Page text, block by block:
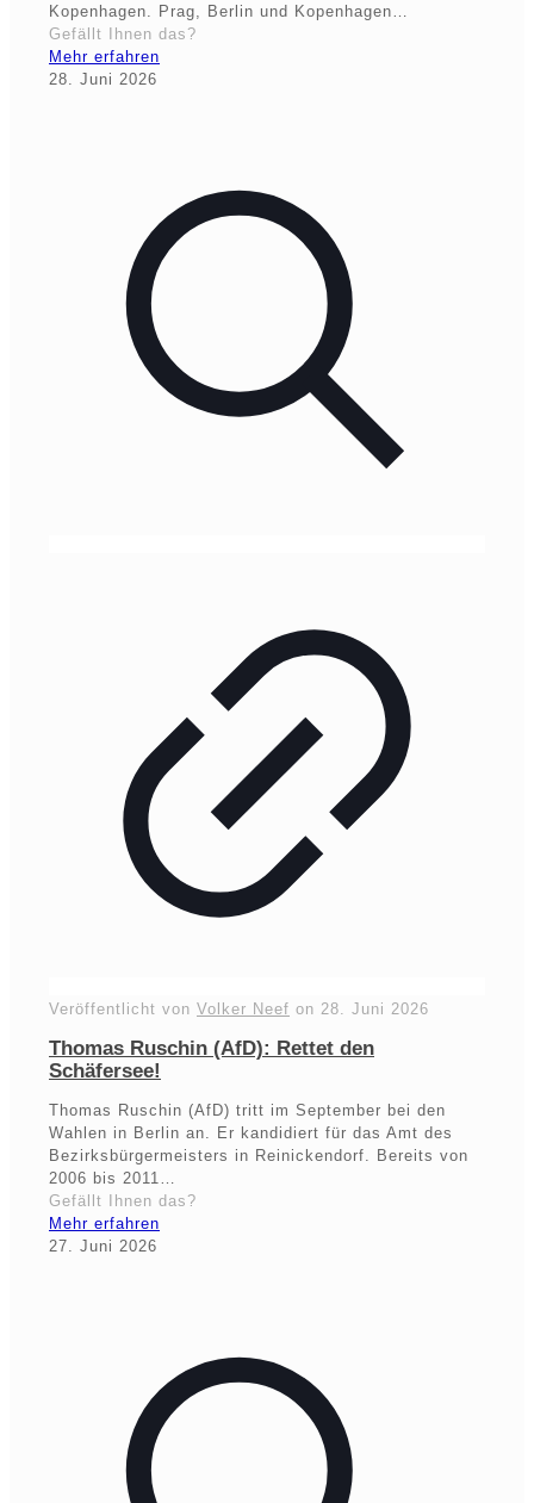
Kopenhagen. Prag, Berlin und Kopenhagen…
Gefällt Ihnen das?
Mehr erfahren
28. Juni 2026
Veröffentlicht von Volker Neef on 28. Juni 2026
Thomas Ruschin (AfD): Rettet den
Schäfersee!
Thomas Ruschin (AfD) tritt im September bei den
Wahlen in Berlin an. Er kandidiert für das Amt des
Bezirksbürgermeisters in Reinickendorf. Bereits von
2006 bis 2011…
Gefällt Ihnen das?
Mehr erfahren
27. Juni 2026